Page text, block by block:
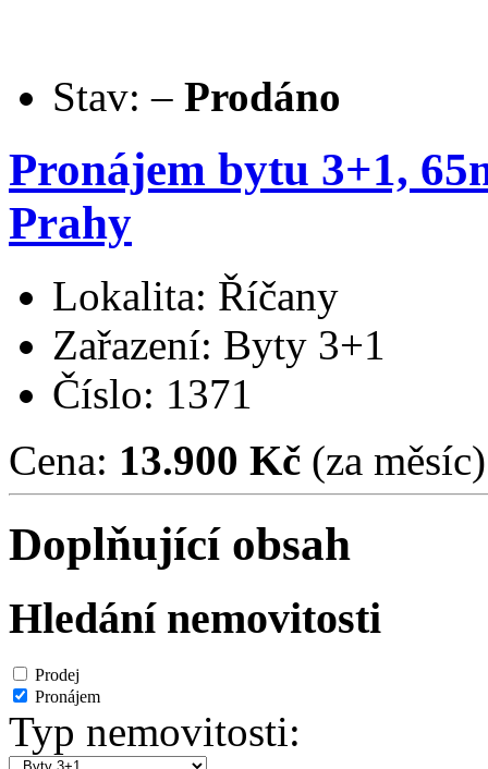
Stav: – Prodáno
Pronájem bytu 3+1,
Prahy
Lokalita: Říčany
Zařazení: Byty 3+1
Číslo: 1371
Cena: 13.900 Kč (za měsíc)
Doplňující obsah
Hledání nemovitosti
Prodej
Pronájem
Typ nemovitosti: